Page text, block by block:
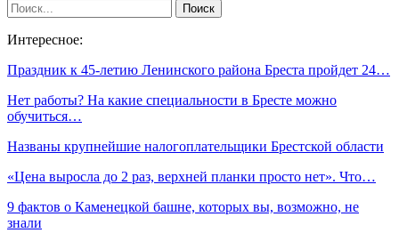
Интересное:
Праздник к 45-летию Ленинского района Бреста пройдет 24…
Нет работы? На какие специальности в Бресте можно
обучиться…
Названы крупнейшие налогоплательщики Брестской области
«Цена выросла до 2 раз, верхней планки просто нет». Что…
9 фактов о Каменецкой башне, которых вы, возможно, не
знали